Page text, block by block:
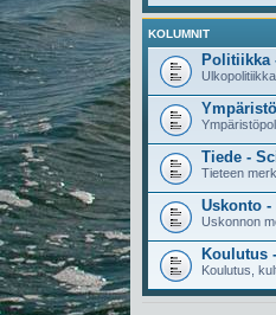
KOLUMNIT
Politiikka
Tiede -
Tieteen
Uskonto
Uskonnon
Koulutus
Koulutus,